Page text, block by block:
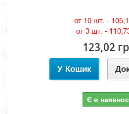
от 10 шт. -
от 3 шт. -
123,02
У Кошик
Є в